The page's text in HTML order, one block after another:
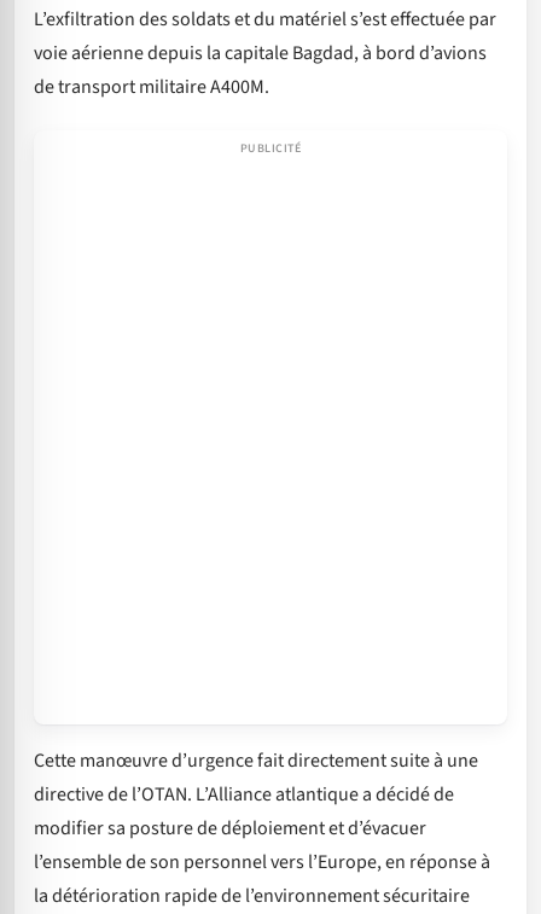
L’exfiltration des soldats et du matériel s’est effectuée par
voie aérienne depuis la capitale Bagdad, à bord d’avions
de transport militaire A400M.
Cette manœuvre d’urgence fait directement suite à une
directive de l’OTAN. L’Alliance atlantique a décidé de
modifier sa posture de déploiement et d’évacuer
l’ensemble de son personnel vers l’Europe, en réponse à
la détérioration rapide de l’environnement sécuritaire